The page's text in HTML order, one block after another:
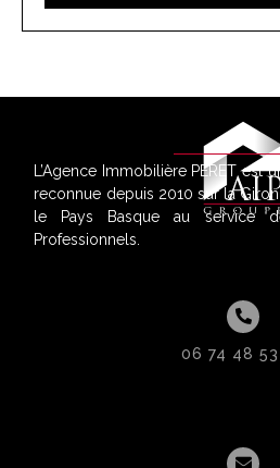
L’Agence Immobilière PERET est
reconnue depuis 2010 sur la
le Pays Basque au service
Professionnels.
06 74 48